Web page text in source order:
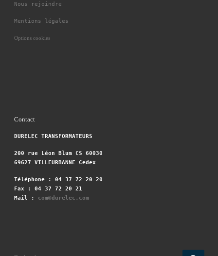
Nous rejoindre
Mentions légales
Options cookies
Contact
DURELEC TRANSFORMATEURS
200 rue Léon Blum CS 60030
69627 VILLEURBANNE Cedex
Téléphone : 04 37 72 20 20
Fax : 04 37 72 20 21
Mail :
com@durelec.com